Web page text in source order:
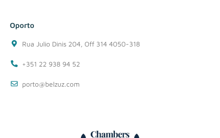
Oporto
Rua Julio Dinis 204, Off 314 4050-318
+351 22 938 94 52
porto@belzuz.com